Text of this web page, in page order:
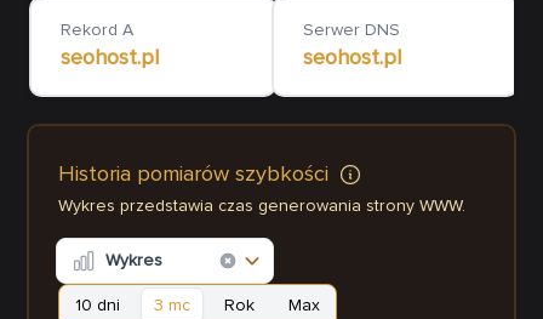
Rekord A
seohost.pl
Serwer DNS
seohost.pl
Historia pomiarów szybkości
Wykres przedstawia czas generowania strony WWW.
Wykres
10 dni 3 mc Rok Max